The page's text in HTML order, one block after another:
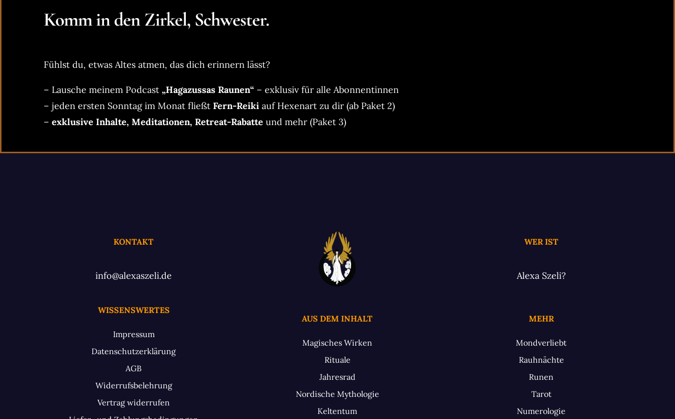
Komm in den Zirkel, Schwester.
Fühlst du, etwas Altes atmen, das dich erinnern lässt?
– Lausche meinem Podcast „Hagazussas Raunen“ – exklusiv für alle Abonnentinnen
– jeden ersten Sonntag im Monat fließt Fern-Reikiauf Hexenart zu dir (ab Paket 2)
– exklusive Inhalte, Meditationen, Retreat-Rabatte und mehr (Paket 3)
KONTAKT
info@alexaszeli.de
WER IST
Alexa Szeli?
WISSENSWERTES
Impressum
Datenschutzerklärung
AGB
Widerrufsbelehrung
Vertrag widerrufen
AUS DEM INHALT
Magisches Wirken
Rituale
Jahresrad
Nordische Mythologie
Keltentum
MEHR
Mondverliebt
Rauhnächte
Runen
Tarot
Numerologie